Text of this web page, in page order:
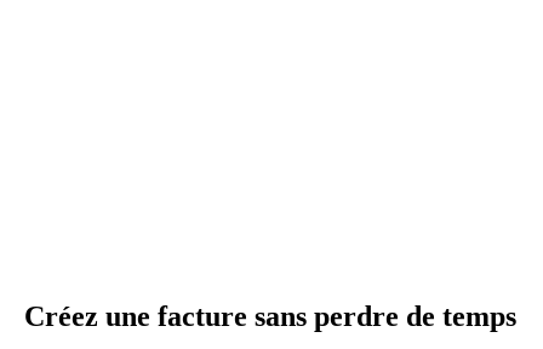
Créez une facture sans perdre de temps